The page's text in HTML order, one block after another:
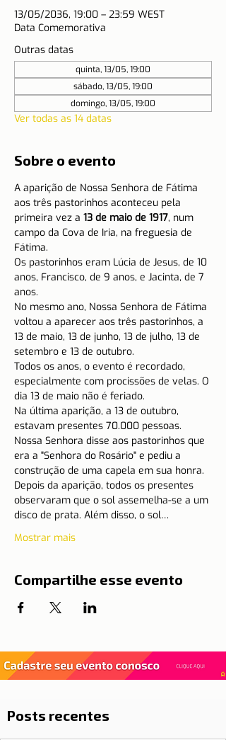
13/05/2036, 19:00 – 23:59 WEST
Data Comemorativa
Outras datas
quinta, 13/05, 19:00
sábado, 13/05, 19:00
domingo, 13/05, 19:00
Ver todas as 14 datas
Sobre o evento
A aparição de Nossa Senhora de Fátima
aos três pastorinhos aconteceu pela
primeira vez a 13 de maio de 1917, num
campo da Cova de Iria, na freguesia de
Fátima.
Os pastorinhos eram Lúcia de Jesus, de 10
anos, Francisco, de 9 anos, e Jacinta, de 7
anos.
No mesmo ano, Nossa Senhora de Fátima
voltou a aparecer aos três pastorinhos, a
13 de maio, 13 de junho, 13 de julho, 13 de
setembro e 13 de outubro.
Todos os anos, o evento é recordado,
especialmente com procissões de velas. O
dia 13 de maio não é feriado.
Na última aparição, a 13 de outubro,
estavam presentes 70.000 pessoas.
Nossa Senhora disse aos pastorinhos que
era a "Senhora do Rosário" e pediu a
construção de uma capela em sua honra.
Depois da aparição, todos os presentes
observaram que o sol assemelha-se a um
disco de prata. Além disso, o sol…
Mostrar mais
Compartilhe esse evento
Posts recentes